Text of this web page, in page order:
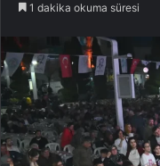
1 dakika okuma süresi